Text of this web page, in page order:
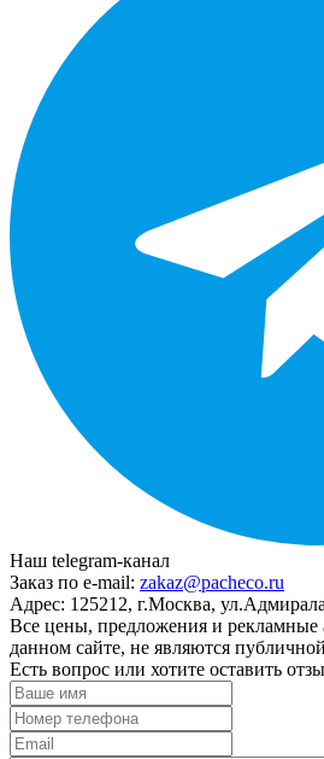
Наш telegram-канал
Заказ по e-mail: zakaz@pacheco.ru
Адрес: 125212, г.Москва,
Все цены, предложения и
данном сайте, не являются
Есть вопрос или хотите оставить